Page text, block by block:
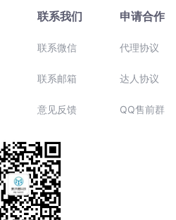
联系我们
联系微信
联系邮箱
意见反馈
申请合作
代理协议
达人协议
QQ售前群